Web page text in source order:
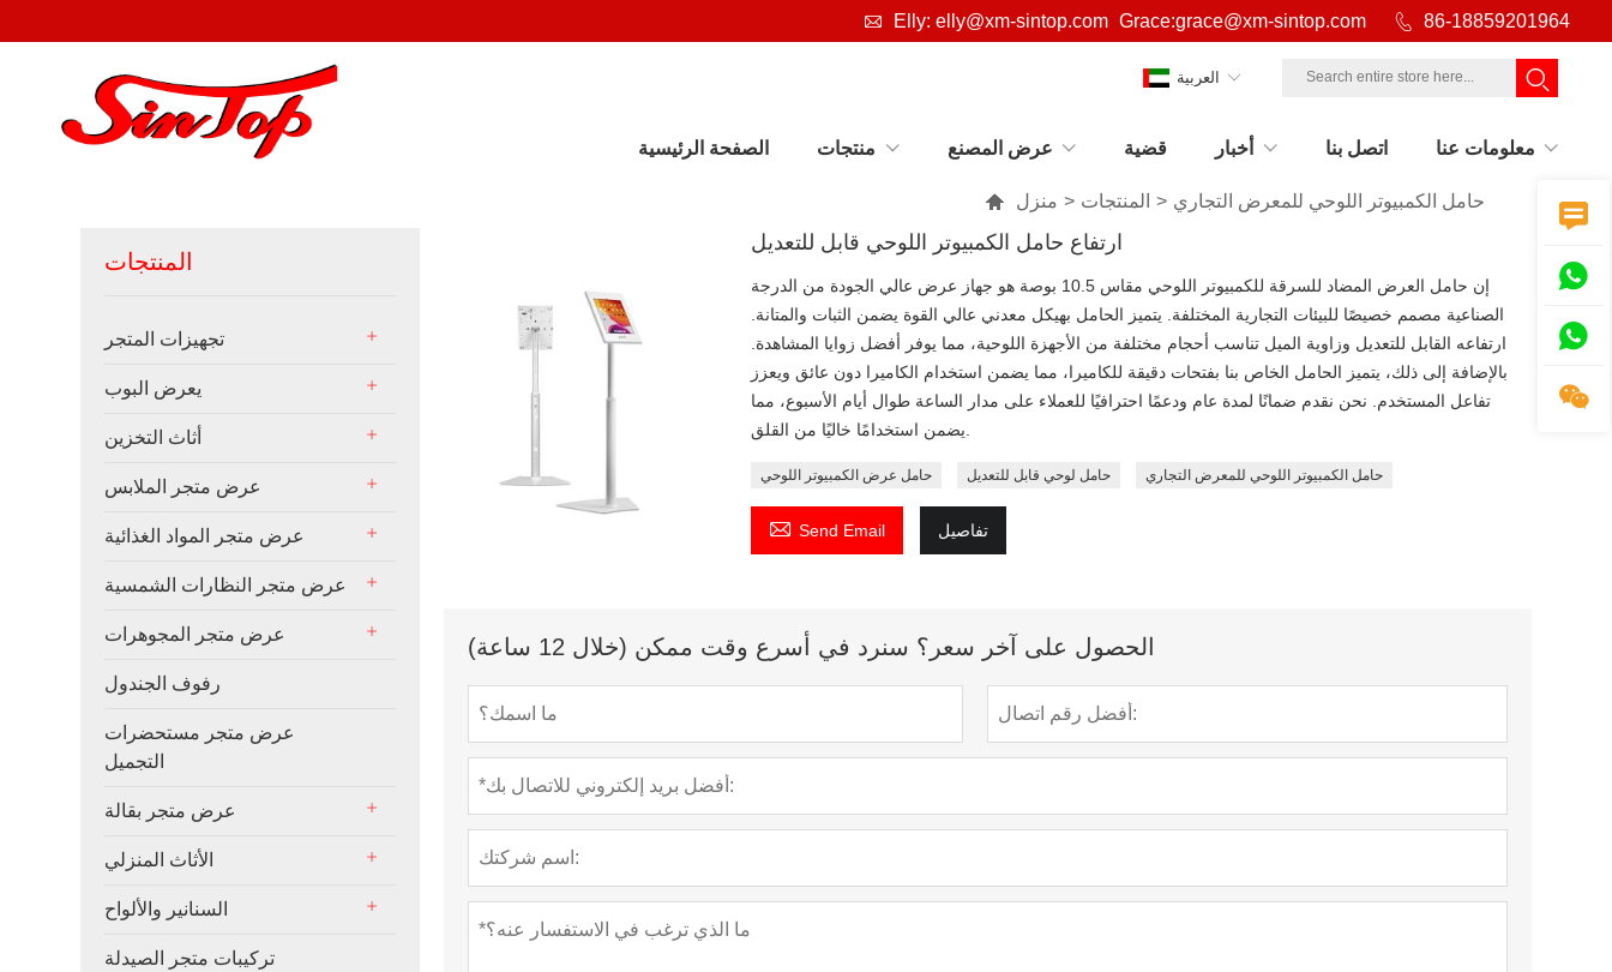
 Elly: elly@xm-sintop.com Grace:grace@xm-sintop.com  86-18859201964
الصفحة الرئيسية منتجات عرض المصنع قضية أخبار اتصل بنا معلومات عنا
العربية
 منزل > المنتجات > حامل الكمبيوتر اللوحي للمعرض التجاري
المنتجات
تجهيزات المتجر
يعرض البوب
أثاث التخزين
عرض متجر الملابس
عرض متجر المواد الغذائية
عرض متجر النظارات الشمسية
عرض متجر المجوهرات
رفوف الجندول
عرض متجر مستحضرات
التجميل
عرض متجر بقالة
الأثاث المنزلي
السنانير والألواح
تركيبات متجر الصيدلة
ارتفاع حامل الكمبيوتر اللوحي قابل للتعديل
إن حامل العرض المضاد للسرقة للكمبيوتر اللوحي مقاس 10.5 بوصة هو جهاز عرض عالي الجودة من الدرجة
الصناعية مصمم خصيصًا للبيئات التجارية المختلفة. يتميز الحامل بهيكل معدني عالي القوة يضمن الثبات والمتانة.
ارتفاعه القابل للتعديل وزاوية الميل تناسب أحجام مختلفة من الأجهزة اللوحية، مما يوفر أفضل زوايا المشاهدة.
بالإضافة إلى ذلك، يتميز الحامل الخاص بنا بفتحات دقيقة للكاميرا، مما يضمن استخدام الكاميرا دون عائق ويعزز
تفاعل المستخدم. نحن نقدم ضمانًا لمدة عام ودعمًا احترافيًا للعملاء على مدار الساعة طوال أيام الأسبوع، مما
حامل عرض الكمبيوتر اللوحي حامل لوحي قابل للتعديل حامل الكمبيوتر اللوحي للمعرض التجاري
 Send Email تفاصيل
الحصول على آخر سعر؟ سنرد في أسرع وقت ممكن (خلال 12 ساعة)



